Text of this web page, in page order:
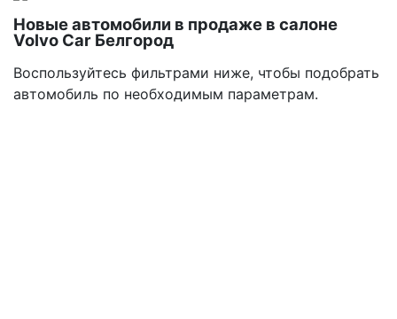
Новые автомобили в продаже в салоне
Volvo Car Белгород
Воспользуйтесь фильтрами ниже, чтобы подобрать
автомобиль по необходимым параметрам.